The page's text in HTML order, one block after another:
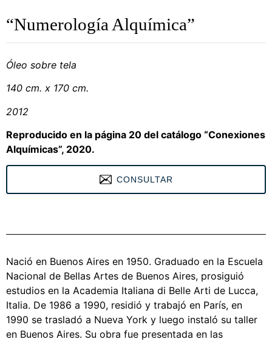
“Numerología Alquímica”
Óleo sobre tela
140 cm. x 170 cm.
2012
Reproducido en la página 20 del catálogo “Conexiones
Alquímicas”, 2020.
CONSULTAR
Nació en Buenos Aires en 1950. Graduado en la Escuela
Nacional de Bellas Artes de Buenos Aires, prosiguió
estudios en la Academia Italiana di Belle Arti de Lucca,
Italia. De 1986 a 1990, residió y trabajó en París, en
1990 se trasladó a Nueva York y luego instaló su taller
en Buenos Aires. Su obra fue presentada en las